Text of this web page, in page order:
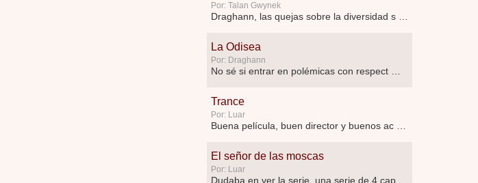
Por: Talan Gwynek
Draghann, las quejas sobre la diversidad s …
La Odisea
Por: Draghann
No sé si entrar en polémicas con respect …
Trance
Por: Luar
Buena película, buen director y buenos ac …
El señor de las moscas
Por: Luar
Dudaba en ver la serie, una serie de 4 cap …